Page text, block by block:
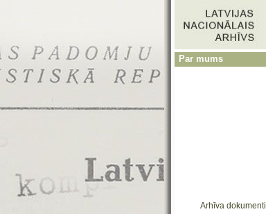
Par mums
Arhīva dokumenti